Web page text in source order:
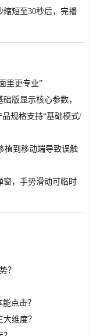
缩短至30秒后，完播
里更专业”
版显示核心参数，
规格支持“基础模式/
植到移动端导致误触
窗，手势滑动可临时
？
点击？
维度？